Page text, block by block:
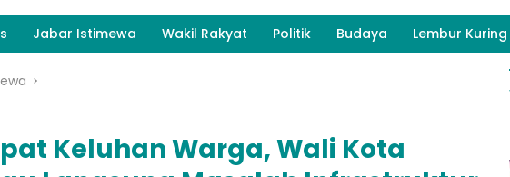
Jabar Istimewa Wakil Rakyat Politik Budaya Lembur Kuring
Keluhan Warga, Wali Kota